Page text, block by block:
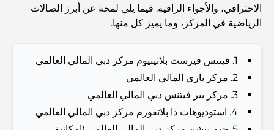
Best Schools in Downtown Dubai: A Guide for
Families
أشياء يمكنك القيام بها في دبي خلال فصل الصيف: دليلك الأمثل
للتغلب على الحرارة
أفضل الهدايا الفاخرة للرجال: أفكار هدايا مميزة وخالدة
الاحترافي، والأجواء الراقية. فيما يلي لمحة عن أبرز الصالات
الرياضية في المركز، وما يميز كل منها.
1. فيتنس فيرست بلاتينيوم مركز دبي المالي العالمي
2. مركز باري المالي العالمي
3. مركز بير فيتنس دبي المالي العالمي
4. استوديوهات ذا بلاتفورم مركز دبي المالي العالمي